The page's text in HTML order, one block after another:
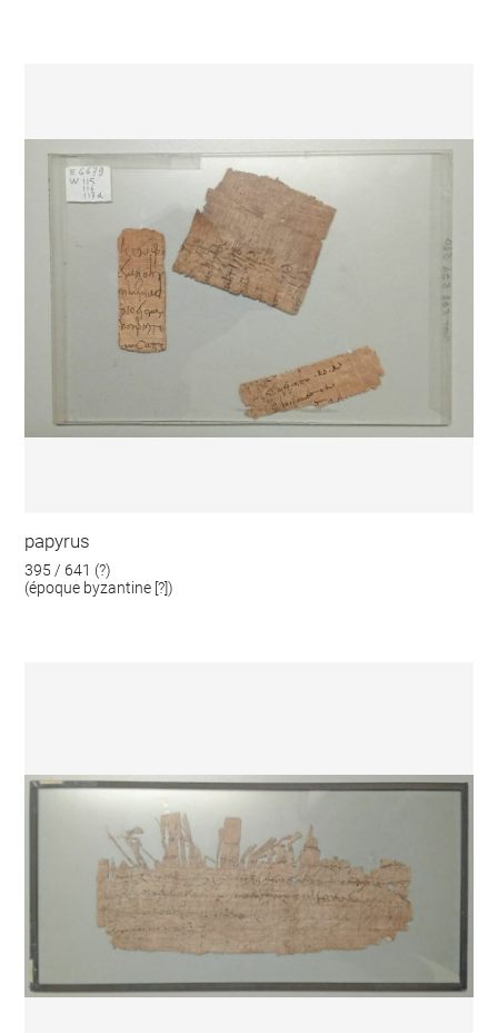
papyrus
395 / 641 (?)
(époque byzantine [?])